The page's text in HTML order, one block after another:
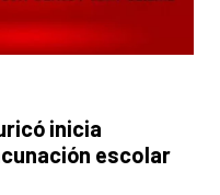
inicia
escolar